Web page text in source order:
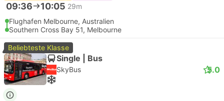
09:36 10:05 29m
Flughafen Melbourne, Australien
Southern Cross Bay 51, Melbourne
Beliebteste Klasse
Single | Bus
SkyBus 5.0